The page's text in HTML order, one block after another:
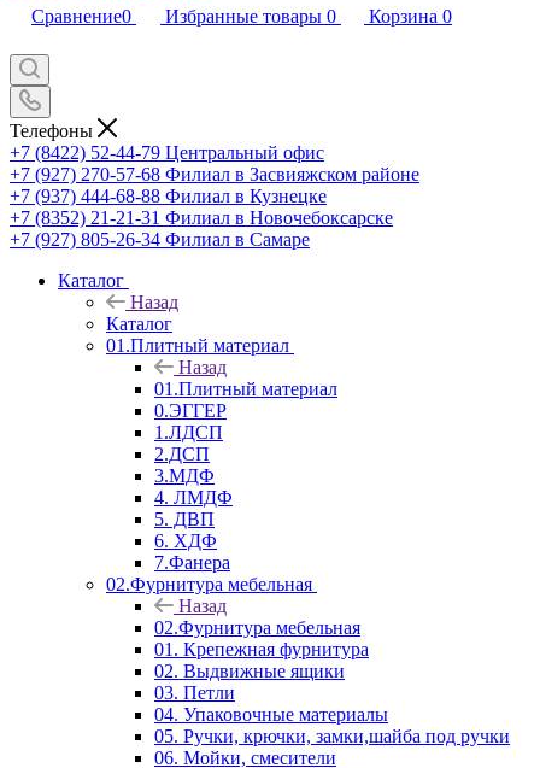
Сравнение0 Избранные товары 0 Корзина 0
Телефоны
+7 (8422) 52-44-79 Центральный офис
+7 (927) 270-57-68 Филиал в Засвияжском районе
+7 (937) 444-68-88 Филиал в Кузнецке
+7 (8352) 21-21-31 Филиал в Новочебоксарске
+7 (927) 805-26-34 Филиал в Самаре
Каталог
Назад
Каталог
01.Плитный материал
Назад
01.Плитный материал
0.ЭГГЕР
1.ЛДСП
2.ДСП
3.МДФ
4. ЛМДФ
5. ДВП
6. ХДФ
7.Фанера
02.Фурнитура мебельная
Назад
02.Фурнитура мебельная
01. Крепежная фурнитура
02. Выдвижные ящики
03. Петли
04. Упаковочные материалы
05. Ручки, крючки, замки,шайба под ручки
06. Мойки, смесители